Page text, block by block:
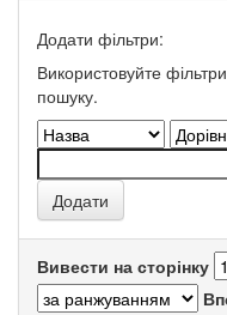
Додати фільтри:
Використовуйте
пошуку.
Вивести на сторінку